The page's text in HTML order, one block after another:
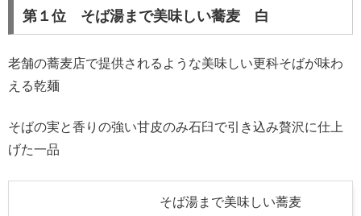
第１位 そば湯まで美味しい蕎麦 白
老舗の蕎麦店で提供されるような美味しい更科そばが味わ
える乾麺
そばの実と香りの強い甘皮のみ石臼で引き込み贅沢に仕上
げた一品
そば湯まで美味しい蕎麦